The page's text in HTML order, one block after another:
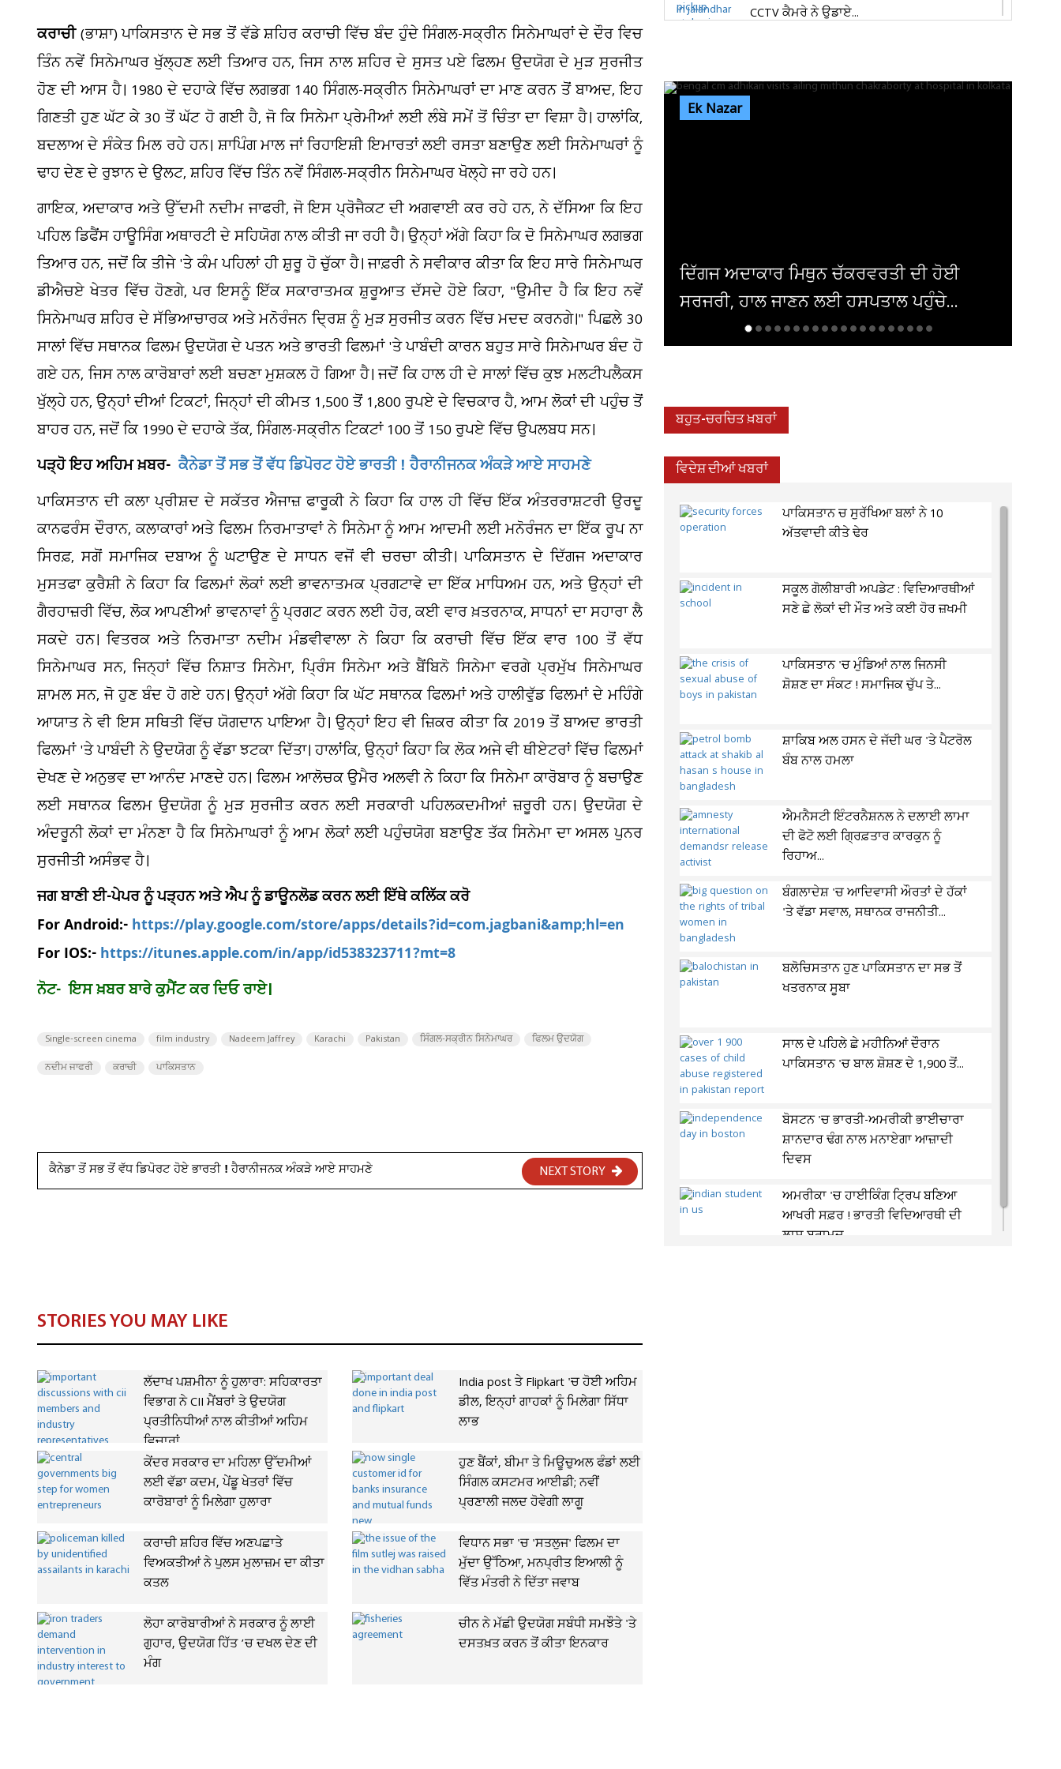
ਕਰਾਚੀ(ਭਾਸ਼ਾ) ਪਾਕਿਸਤਾਨ ਦੇ ਸਭ ਤੋਂ ਵੱਡੇ ਸ਼ਹਿਰ ਕਰਾਚੀ ਵਿੱਚ ਬੰਦ ਹੁੰਦੇ ਸਿੰਗਲ-ਸਕ੍ਰੀਨ ਸਿਨੇਮਾਘਰਾਂ ਦੇ ਦੌਰ ਵਿਚ
ਤਿੰਨ ਨਵੇਂ ਸਿਨੇਮਾਘਰ ਖੁੱਲ੍ਹਣ ਲਈ ਤਿਆਰ ਹਨ, ਜਿਸ ਨਾਲ ਸ਼ਹਿਰ ਦੇ ਸੁਸਤ ਪਏ ਫਿਲਮ ਉਦਯੋਗ ਦੇ ਮੁੜ ਸੁਰਜੀਤ
ਹੋਣ ਦੀ ਆਸ ਹੈ। 1980 ਦੇ ਦਹਾਕੇ ਵਿੱਚ ਲਗਭਗ 140 ਸਿੰਗਲ-ਸਕ੍ਰੀਨ ਸਿਨੇਮਾਘਰਾਂ ਦਾ ਮਾਣ ਕਰਨ ਤੋਂ ਬਾਅਦ, ਇਹ
ਗਿਣਤੀ ਹੁਣ ਘੱਟ ਕੇ 30 ਤੋਂ ਘੱਟ ਹੋ ਗਈ ਹੈ, ਜੋ ਕਿ ਸਿਨੇਮਾ ਪ੍ਰੇਮੀਆਂ ਲਈ ਲੰਬੇ ਸਮੇਂ ਤੋਂ ਚਿੰਤਾ ਦਾ ਵਿਸ਼ਾ ਹੈ। ਹਾਲਾਂਕਿ,
ਬਦਲਾਅ ਦੇ ਸੰਕੇਤ ਮਿਲ ਰਹੇ ਹਨ। ਸ਼ਾਪਿੰਗ ਮਾਲ ਜਾਂ ਰਿਹਾਇਸ਼ੀ ਇਮਾਰਤਾਂ ਲਈ ਰਸਤਾ ਬਣਾਉਣ ਲਈ ਸਿਨੇਮਾਘਰਾਂ ਨੂੰ
ਢਾਹ ਦੇਣ ਦੇ ਰੁਝਾਨ ਦੇ ਉਲਟ, ਸ਼ਹਿਰ ਵਿੱਚ ਤਿੰਨ ਨਵੇਂ ਸਿੰਗਲ-ਸਕ੍ਰੀਨ ਸਿਨੇਮਾਘਰ ਖੋਲ੍ਹੇ ਜਾ ਰਹੇ ਹਨ।
ਗਾਇਕ, ਅਦਾਕਾਰ ਅਤੇ ਉੱਦਮੀ ਨਦੀਮ ਜਾਫਰੀ, ਜੋ ਇਸ ਪ੍ਰੋਜੈਕਟ ਦੀ ਅਗਵਾਈ ਕਰ ਰਹੇ ਹਨ, ਨੇ ਦੱਸਿਆ ਕਿ ਇਹ
ਪਹਿਲ ਡਿਫੈਂਸ ਹਾਊਸਿੰਗ ਅਥਾਰਟੀ ਦੇ ਸਹਿਯੋਗ ਨਾਲ ਕੀਤੀ ਜਾ ਰਹੀ ਹੈ। ਉਨ੍ਹਾਂ ਅੱਗੇ ਕਿਹਾ ਕਿ ਦੋ ਸਿਨੇਮਾਘਰ ਲਗਭਗ
ਤਿਆਰ ਹਨ, ਜਦੋਂ ਕਿ ਤੀਜੇ 'ਤੇ ਕੰਮ ਪਹਿਲਾਂ ਹੀ ਸ਼ੁਰੂ ਹੋ ਚੁੱਕਾ ਹੈ। ਜਾਫ਼ਰੀ ਨੇ ਸਵੀਕਾਰ ਕੀਤਾ ਕਿ ਇਹ ਸਾਰੇ ਸਿਨੇਮਾਘਰ
ਡੀਐਚਏ ਖੇਤਰ ਵਿੱਚ ਹੋਣਗੇ, ਪਰ ਇਸਨੂੰ ਇੱਕ ਸਕਾਰਾਤਮਕ ਸ਼ੁਰੂਆਤ ਦੱਸਦੇ ਹੋਏ ਕਿਹਾ, "ਉਮੀਦ ਹੈ ਕਿ ਇਹ ਨਵੇਂ
ਸਿਨੇਮਾਘਰ ਸ਼ਹਿਰ ਦੇ ਸੱਭਿਆਚਾਰਕ ਅਤੇ ਮਨੋਰੰਜਨ ਦ੍ਰਿਸ਼ ਨੂੰ ਮੁੜ ਸੁਰਜੀਤ ਕਰਨ ਵਿੱਚ ਮਦਦ ਕਰਨਗੇ।" ਪਿਛਲੇ 30
ਸਾਲਾਂ ਵਿੱਚ ਸਥਾਨਕ ਫਿਲਮ ਉਦਯੋਗ ਦੇ ਪਤਨ ਅਤੇ ਭਾਰਤੀ ਫਿਲਮਾਂ 'ਤੇ ਪਾਬੰਦੀ ਕਾਰਨ ਬਹੁਤ ਸਾਰੇ ਸਿਨੇਮਾਘਰ ਬੰਦ ਹੋ
ਗਏ ਹਨ, ਜਿਸ ਨਾਲ ਕਾਰੋਬਾਰਾਂ ਲਈ ਬਚਣਾ ਮੁਸ਼ਕਲ ਹੋ ਗਿਆ ਹੈ। ਜਦੋਂ ਕਿ ਹਾਲ ਹੀ ਦੇ ਸਾਲਾਂ ਵਿੱਚ ਕੁਝ ਮਲਟੀਪਲੈਕਸ
ਖੁੱਲ੍ਹੇ ਹਨ, ਉਨ੍ਹਾਂ ਦੀਆਂ ਟਿਕਟਾਂ, ਜਿਨ੍ਹਾਂ ਦੀ ਕੀਮਤ 1,500 ਤੋਂ 1,800 ਰੁਪਏ ਦੇ ਵਿਚਕਾਰ ਹੈ, ਆਮ ਲੋਕਾਂ ਦੀ ਪਹੁੰਚ ਤੋਂ
ਬਾਹਰ ਹਨ, ਜਦੋਂ ਕਿ 1990 ਦੇ ਦਹਾਕੇ ਤੱਕ, ਸਿੰਗਲ-ਸਕ੍ਰੀਨ ਟਿਕਟਾਂ 100 ਤੋਂ 150 ਰੁਪਏ ਵਿੱਚ ਉਪਲਬਧ ਸਨ।
ਪੜ੍ਹੋ ਇਹ ਅਹਿਮ ਖ਼ਬਰ- ਕੈਨੇਡਾ ਤੋਂ ਸਭ ਤੋਂ ਵੱਧ ਡਿਪੋਰਟ ਹੋਏ ਭਾਰਤੀ ! ਹੈਰਾਨੀਜਨਕ ਅੰਕੜੇ ਆਏ ਸਾਹਮਣੇ
ਪਾਕਿਸਤਾਨ ਦੀ ਕਲਾ ਪ੍ਰੀਸ਼ਦ ਦੇ ਸਕੱਤਰ ਐਜਾਜ਼ ਫਾਰੂਕੀ ਨੇ ਕਿਹਾ ਕਿ ਹਾਲ ਹੀ ਵਿੱਚ ਇੱਕ ਅੰਤਰਰਾਸ਼ਟਰੀ ਉਰਦੂ
ਕਾਨਫਰੰਸ ਦੌਰਾਨ, ਕਲਾਕਾਰਾਂ ਅਤੇ ਫਿਲਮ ਨਿਰਮਾਤਾਵਾਂ ਨੇ ਸਿਨੇਮਾ ਨੂੰ ਆਮ ਆਦਮੀ ਲਈ ਮਨੋਰੰਜਨ ਦਾ ਇੱਕ ਰੂਪ ਨਾ
ਸਿਰਫ਼, ਸਗੋਂ ਸਮਾਜਿਕ ਦਬਾਅ ਨੂੰ ਘਟਾਉਣ ਦੇ ਸਾਧਨ ਵਜੋਂ ਵੀ ਚਰਚਾ ਕੀਤੀ। ਪਾਕਿਸਤਾਨ ਦੇ ਦਿੱਗਜ ਅਦਾਕਾਰ
ਮੁਸਤਫਾ ਕੁਰੈਸ਼ੀ ਨੇ ਕਿਹਾ ਕਿ ਫਿਲਮਾਂ ਲੋਕਾਂ ਲਈ ਭਾਵਨਾਤਮਕ ਪ੍ਰਗਟਾਵੇ ਦਾ ਇੱਕ ਮਾਧਿਅਮ ਹਨ, ਅਤੇ ਉਨ੍ਹਾਂ ਦੀ
ਗੈਰਹਾਜ਼ਰੀ ਵਿੱਚ, ਲੋਕ ਆਪਣੀਆਂ ਭਾਵਨਾਵਾਂ ਨੂੰ ਪ੍ਰਗਟ ਕਰਨ ਲਈ ਹੋਰ, ਕਈ ਵਾਰ ਖ਼ਤਰਨਾਕ, ਸਾਧਨਾਂ ਦਾ ਸਹਾਰਾ ਲੈ
ਸਕਦੇ ਹਨ। ਵਿਤਰਕ ਅਤੇ ਨਿਰਮਾਤਾ ਨਦੀਮ ਮੰਡਵੀਵਾਲਾ ਨੇ ਕਿਹਾ ਕਿ ਕਰਾਚੀ ਵਿੱਚ ਇੱਕ ਵਾਰ 100 ਤੋਂ ਵੱਧ
ਸਿਨੇਮਾਘਰ ਸਨ, ਜਿਨ੍ਹਾਂ ਵਿੱਚ ਨਿਸ਼ਾਤ ਸਿਨੇਮਾ, ਪ੍ਰਿੰਸ ਸਿਨੇਮਾ ਅਤੇ ਬੈਂਬਿਨੋ ਸਿਨੇਮਾ ਵਰਗੇ ਪ੍ਰਮੁੱਖ ਸਿਨੇਮਾਘਰ
ਸ਼ਾਮਲ ਸਨ, ਜੋ ਹੁਣ ਬੰਦ ਹੋ ਗਏ ਹਨ। ਉਨ੍ਹਾਂ ਅੱਗੇ ਕਿਹਾ ਕਿ ਘੱਟ ਸਥਾਨਕ ਫਿਲਮਾਂ ਅਤੇ ਹਾਲੀਵੁੱਡ ਫਿਲਮਾਂ ਦੇ ਮਹਿੰਗੇ
ਆਯਾਤ ਨੇ ਵੀ ਇਸ ਸਥਿਤੀ ਵਿੱਚ ਯੋਗਦਾਨ ਪਾਇਆ ਹੈ। ਉਨ੍ਹਾਂ ਇਹ ਵੀ ਜ਼ਿਕਰ ਕੀਤਾ ਕਿ 2019 ਤੋਂ ਬਾਅਦ ਭਾਰਤੀ
ਫਿਲਮਾਂ 'ਤੇ ਪਾਬੰਦੀ ਨੇ ਉਦਯੋਗ ਨੂੰ ਵੱਡਾ ਝਟਕਾ ਦਿੱਤਾ। ਹਾਲਾਂਕਿ, ਉਨ੍ਹਾਂ ਕਿਹਾ ਕਿ ਲੋਕ ਅਜੇ ਵੀ ਥੀਏਟਰਾਂ ਵਿੱਚ ਫਿਲਮਾਂ
ਦੇਖਣ ਦੇ ਅਨੁਭਵ ਦਾ ਆਨੰਦ ਮਾਣਦੇ ਹਨ। ਫਿਲਮ ਆਲੋਚਕ ਉਮੈਰ ਅਲਵੀ ਨੇ ਕਿਹਾ ਕਿ ਸਿਨੇਮਾ ਕਾਰੋਬਾਰ ਨੂੰ ਬਚਾਉਣ
ਲਈ ਸਥਾਨਕ ਫਿਲਮ ਉਦਯੋਗ ਨੂੰ ਮੁੜ ਸੁਰਜੀਤ ਕਰਨ ਲਈ ਸਰਕਾਰੀ ਪਹਿਲਕਦਮੀਆਂ ਜ਼ਰੂਰੀ ਹਨ। ਉਦਯੋਗ ਦੇ
ਅੰਦਰੂਨੀ ਲੋਕਾਂ ਦਾ ਮੰਨਣਾ ਹੈ ਕਿ ਸਿਨੇਮਾਘਰਾਂ ਨੂੰ ਆਮ ਲੋਕਾਂ ਲਈ ਪਹੁੰਚਯੋਗ ਬਣਾਉਣ ਤੱਕ ਸਿਨੇਮਾ ਦਾ ਅਸਲ ਪੁਨਰ
ਸੁਰਜੀਤੀ ਅਸੰਭਵ ਹੈ।
ਜਗ ਬਾਣੀ ਈ-ਪੇਪਰ ਨੂੰ ਪੜ੍ਹਨ ਅਤੇ ਐਪ ਨੂੰ ਡਾਊਨਲੋਡ ਕਰਨ ਲਈ ਇੱਥੇ ਕਲਿੱਕ ਕਰੋ
For Android:-https://play.google.com/store/apps/details?id=com.jagbani&amp;hl=en
For IOS:-https://itunes.apple.com/in/app/id538323711?mt=8
ਨੋਟ- ਇਸ ਖ਼ਬਰ ਬਾਰੇ ਕੁਮੈਂਟ ਕਰ ਦਿਓ ਰਾਏ।
Single-screen cinema film industry Nadeem Jaffrey Karachi Pakistan ਸਿੰਗਲ-ਸਕ੍ਰੀਨ ਸਿਨੇਮਾਘਰ ਫਿਲਮ ਉਦਯੋਗ
ਨਦੀਮ ਜਾਫਰੀ ਕਰਾਚੀ ਪਾਕਿਸਤਾਨ
ਕੈਨੇਡਾ ਤੋਂ ਸਭ ਤੋਂ ਵੱਧ ਡਿਪੋਰਟ ਹੋਏ ਭਾਰਤੀ ! ਹੈਰਾਨੀਜਨਕ ਅੰਕੜੇ ਆਏ ਸਾਹਮਣੇ NEXT STORY
STORIES YOU MAY LIKE
ਲੱਦਾਖ ਪਸ਼ਮੀਨਾ ਨੂੰ ਹੁਲਾਰਾ: ਸਹਿਕਾਰਤਾ
ਵਿਭਾਗ ਨੇ CII ਮੈਂਬਰਾਂ ਤੇ ਉਦਯੋਗ
ਪ੍ਰਤੀਨਿਧੀਆਂ ਨਾਲ ਕੀਤੀਆਂ ਅਹਿਮ
ਵਿਚਾਰਾਂ
India post ਤੇ Flipkart 'ਚ ਹੋਈ ਅਹਿਮ
ਡੀਲ, ਇਨ੍ਹਾਂ ਗਾਹਕਾਂ ਨੂੰ ਮਿਲੇਗਾ ਸਿੱਧਾ
ਲਾਭ
ਕੇਂਦਰ ਸਰਕਾਰ ਦਾ ਮਹਿਲਾ ਉੱਦਮੀਆਂ
ਲਈ ਵੱਡਾ ਕਦਮ, ਪੇਂਡੂ ਖੇਤਰਾਂ ਵਿੱਚ
ਕਾਰੋਬਾਰਾਂ ਨੂੰ ਮਿਲੇਗਾ ਹੁਲਾਰਾ
ਹੁਣ ਬੈਂਕਾਂ, ਬੀਮਾ ਤੇ ਮਿਊਚੁਅਲ ਫੰਡਾਂ ਲਈ
ਸਿੰਗਲ ਕਸਟਮਰ ਆਈਡੀ; ਨਵੀਂ
ਪ੍ਰਣਾਲੀ ਜਲਦ ਹੋਵੇਗੀ ਲਾਗੂ
ਕਰਾਚੀ ਸ਼ਹਿਰ ਵਿੱਚ ਅਣਪਛਾਤੇ
ਵਿਅਕਤੀਆਂ ਨੇ ਪੁਲਸ ਮੁਲਾਜ਼ਮ ਦਾ ਕੀਤਾ
ਕਤਲ
ਵਿਧਾਨ ਸਭਾ 'ਚ 'ਸਤਲੁਜ' ਫਿਲਮ ਦਾ
ਮੁੱਦਾ ਉੱਠਿਆ, ਮਨਪ੍ਰੀਤ ਇਆਲੀ ਨੂੰ
ਵਿੱਤ ਮੰਤਰੀ ਨੇ ਦਿੱਤਾ ਜਵਾਬ
ਲੋਹਾ ਕਾਰੋਬਾਰੀਆਂ ਨੇ ਸਰਕਾਰ ਨੂੰ ਲਾਈ
ਗੁਹਾਰ, ਉਦਯੋਗ ਹਿੱਤ ’ਚ ਦਖਲ ਦੇਣ ਦੀ
ਮੰਗ
ਚੀਨ ਨੇ ਮੱਛੀ ਉਦਯੋਗ ਸਬੰਧੀ ਸਮਝੌਤੇ 'ਤੇ
ਦਸਤਖ਼ਤ ਕਰਨ ਤੋਂ ਕੀਤਾ ਇਨਕਾਰ
CCTV ਕੈਮਰੇ ਨੇ ਉਡਾਏ...
Ek Nazar
ਦਿੱਗਜ ਅਦਾਕਾਰ ਮਿਥੁਨ ਚੱਕਰਵਰਤੀ ਦੀ ਹੋਈ
ਸਰਜਰੀ, ਹਾਲ ਜਾਣਨ ਲਈ ਹਸਪਤਾਲ ਪਹੁੰਚੇ...
ਦਮਿਸ਼ਕ 'ਚ ਬੰਬ ਧਮਾਕਾ, 14 ਲੋਕ ਜ਼ਖਮੀ
ਬਹੁਤ-ਚਰਚਿਤ ਖ਼ਬਰਾਂ
ਵਿਦੇਸ਼ ਦੀਆਂ ਖਬਰਾਂ
ਪਾਕਿਸਤਾਨ ਚ ਸੁਰੱਖਿਆ ਬਲਾਂ ਨੇ 10
ਅੱਤਵਾਦੀ ਕੀਤੇ ਢੇਰ
ਸਕੂਲ ਗੋਲੀਬਾਰੀ ਅਪਡੇਟ : ਵਿਦਿਆਰਥੀਆਂ
ਸਣੇ ਛੇ ਲੋਕਾਂ ਦੀ ਮੌਤ ਅਤੇ ਕਈ ਹੋਰ ਜ਼ਖਮੀ
ਪਾਕਿਸਤਾਨ 'ਚ ਮੁੰਡਿਆਂ ਨਾਲ ਜਿਨਸੀ
ਸ਼ੋਸ਼ਣ ਦਾ ਸੰਕਟ ! ਸਮਾਜਿਕ ਚੁੱਪ ਤੇ...
ਸ਼ਾਕਿਬ ਅਲ ਹਸਨ ਦੇ ਜੱਦੀ ਘਰ 'ਤੇ ਪੈਟਰੋਲ
ਬੰਬ ਨਾਲ ਹਮਲਾ
ਐਮਨੈਸਟੀ ਇੰਟਰਨੈਸ਼ਨਲ ਨੇ ਦਲਾਈ ਲਾਮਾ
ਦੀ ਫੋਟੋ ਲਈ ਗ੍ਰਿਫ਼ਤਾਰ ਕਾਰਕੁਨ ਨੂੰ
ਰਿਹਾਅ...
ਬੰਗਲਾਦੇਸ਼ 'ਚ ਆਦਿਵਾਸੀ ਔਰਤਾਂ ਦੇ ਹੱਕਾਂ
'ਤੇ ਵੱਡਾ ਸਵਾਲ, ਸਥਾਨਕ ਰਾਜਨੀਤੀ...
ਬਲੋਚਿਸਤਾਨ ਹੁਣ ਪਾਕਿਸਤਾਨ ਦਾ ਸਭ ਤੋਂ
ਖਤਰਨਾਕ ਸੂਬਾ
ਸਾਲ ਦੇ ਪਹਿਲੇ ਛੇ ਮਹੀਨਿਆਂ ਦੌਰਾਨ
ਪਾਕਿਸਤਾਨ 'ਚ ਬਾਲ ਸ਼ੋਸ਼ਣ ਦੇ 1,900 ਤੋਂ...
ਬੋਸਟਨ 'ਚ ਭਾਰਤੀ-ਅਮਰੀਕੀ ਭਾਈਚਾਰਾ
ਸ਼ਾਨਦਾਰ ਢੰਗ ਨਾਲ ਮਨਾਏਗਾ ਆਜ਼ਾਦੀ
ਦਿਵਸ
ਅਮਰੀਕਾ 'ਚ ਹਾਈਕਿੰਗ ਟ੍ਰਿਪ ਬਣਿਆ
ਆਖਰੀ ਸਫ਼ਰ ! ਭਾਰਤੀ ਵਿਦਿਆਰਥੀ ਦੀ
ਲਾਸ਼ ਬਰਾਮਦ